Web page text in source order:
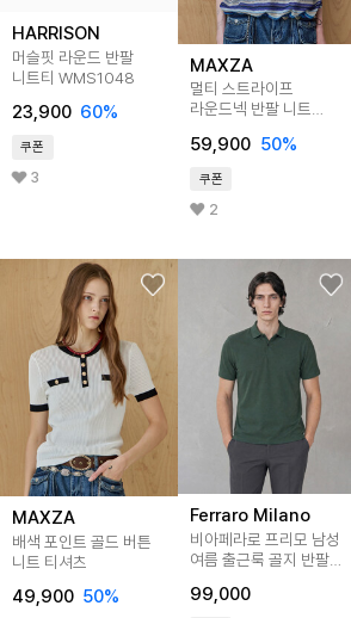
HARRISON
머슬핏 라운드 반팔
니트티 WMS1048
23,900 60%
쿠폰
3
MAXZA
멀티 스트라이프
라운드넥 반팔 니트
59,900 50%
쿠폰
2
MAXZA
배색 포인트 골드 버튼
니트 티셔츠
49,900 50%
Ferraro Milano
비아페라로 프리모 남성
여름 출근룩 골지 반팔
(AMEGTTP20122)
99,000